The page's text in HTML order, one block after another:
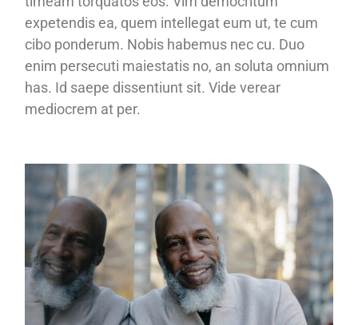
expetendis ea, quem intellegat eum ut, te cum
cibo ponderum. Nobis habemus nec cu. Duo
enim persecuti maiestatis no, an soluta omnium
has. Id saepe dissentiunt sit. Vide verear
mediocrem at per.